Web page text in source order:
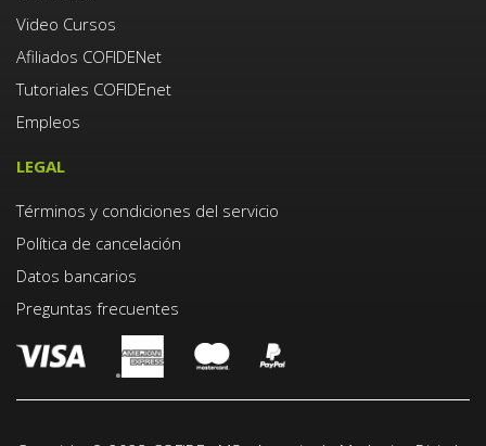
Video Cursos
Afiliados COFIDENet
Tutoriales COFIDEnet
Empleos
LEGAL
Términos y condiciones del servicio
Política de cancelación
Datos bancarios
Preguntas frecuentes